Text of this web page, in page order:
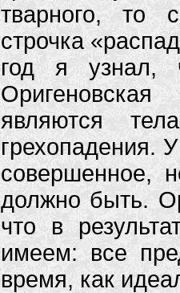
тварного, то
строчка
год я узнал,
являются
грехопадения.
совершенное,
должно быть.
что в
имеем: все
время, как